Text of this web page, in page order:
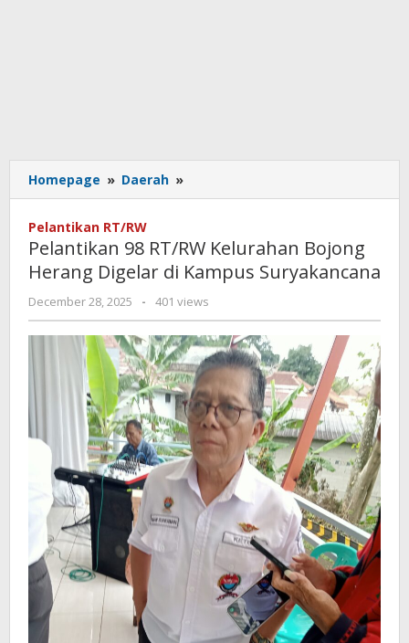
Homepage » Daerah »
98
Bojong
Herang
Kampus
Suryakancana
Pelantikan RT/RW
Pelantikan 98 RT/RW Kelurahan Bojong
Herang Digelar di Kampus Suryakancana
December 28, 2025
by
admin.cianjur
- 401 views